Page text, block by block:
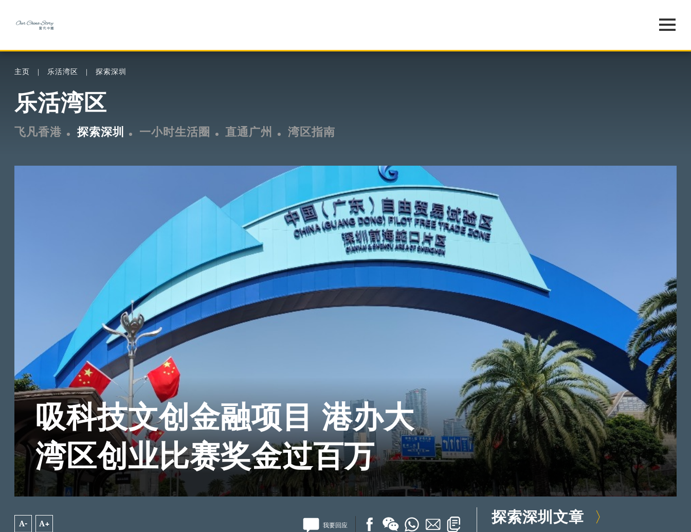
主页 乐活湾区 探索深圳
乐活湾区
飞凡香港 探索深圳 一小时生活圈 直通广州 湾区指南
吸科技文创金融项目 港办大
湾区创业比赛奖金过百万
A- A+ 我要回应 探索深圳文章